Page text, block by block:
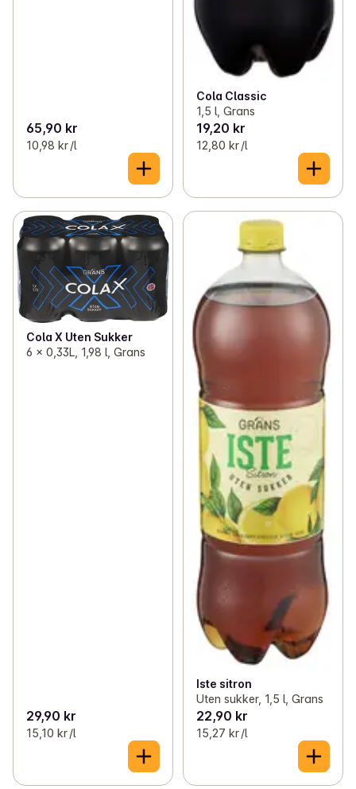
65,90 kr
10,98 kr /l
Cola Classic
1,5 l, Grans
19,20 kr
12,80 kr /l
Cola X Uten Sukker
6 x 0,33L, 1,98 l, Grans
29,90 kr
15,10 kr /l
Iste sitron
Uten sukker, 1,5 l, Grans
22,90 kr
15,27 kr /l